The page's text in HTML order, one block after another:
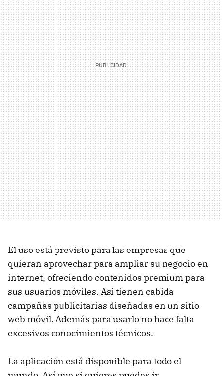
El uso está previsto para las empresas que
quieran aprovechar para ampliar su negocio en
internet, ofreciendo contenidos premium para
sus usuarios móviles. Así tienen cabida
campañas publicitarias diseñadas en un sitio
web móvil. Además para usarlo no hace falta
excesivos conocimientos técnicos.
La aplicación está disponible para todo el